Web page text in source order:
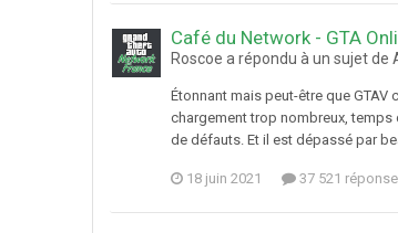
Café du Network - GTA
Roscoe a répondu à un sujet de
Étonnant mais peut-être que
chargement trop nombreux,
de défauts. Et il est dépassé par
18 juin 2021 37 521